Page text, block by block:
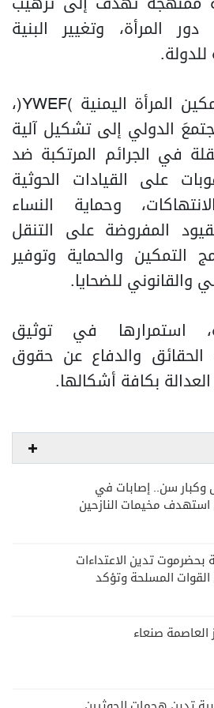
ممنهجة تهدف إلى ترهيب
المرأة، وتغيير البنية
للدولة.
وطالبت مؤسسة تمكين المرأة اليمنية (YWEF)،
الدولي إلى تشكيل آلية
في الجرائم المرتكبة ضد
على القيادات الحوثية
وحماية النساء
المفروضة على التنقل
التمكين والحماية وتوفير
والقانوني للضحايا.
استمرارها في توثيق
الحقائق والدفاع عن حقوق
بكافة أشكالها.
وكبار سن.. إصابات في
مخيمات النازحين
بحضرموت تدين الاعتداءات
القوات المسلحة وتؤكد
العاصمة صنعاء